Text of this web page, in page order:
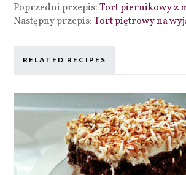
Poprzedni przepis:Tort piernikowy z
Następny przepis:Tort piętrowy na
RELATED RECIPES